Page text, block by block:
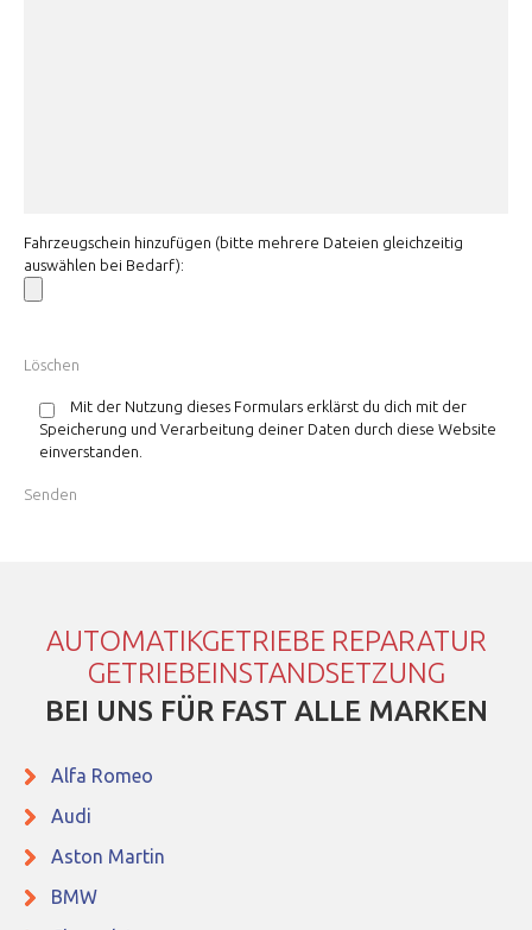
Fahrzeugschein hinzufügen (bitte mehrere Dateien gleichzeitig
auswählen bei Bedarf):
Mit der Nutzung dieses Formulars erklärst du dich mit der
Speicherung und Verarbeitung deiner Daten durch diese Website
einverstanden.
AUTOMATIKGETRIEBE REPARATUR
GETRIEBEINSTANDSETZUNG
BEI UNS FÜR FAST ALLE MARKEN
Alfa Romeo
Audi
Aston Martin
BMW